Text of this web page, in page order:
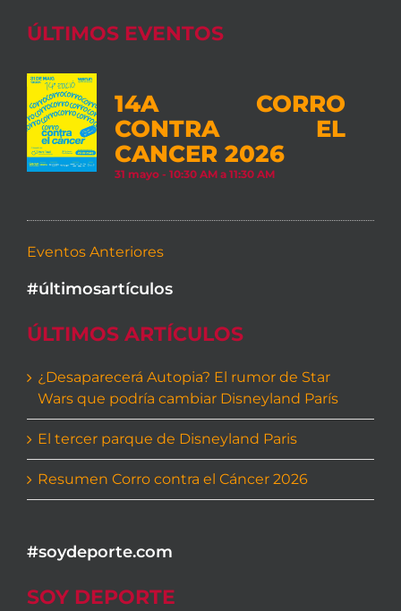
ÚLTIMOS EVENTOS
14A CORRO
CONTRA EL
CANCER 2026
31 mayo - 10:30 AMa 11:30 AM
Eventos Anteriores
#últimosartículos
ÚLTIMOS ARTÍCULOS
¿Desaparecerá Autopia? El rumor de Star
Wars que podría cambiar Disneyland París
El tercer parque de Disneyland Paris
Resumen Corro contra el Cáncer 2026
#soydeporte.com
SOY DEPORTE